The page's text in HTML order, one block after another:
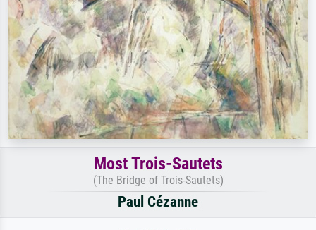
Most Trois-Sautets
(The Bridge of Trois-Sautets)
Paul Cézanne